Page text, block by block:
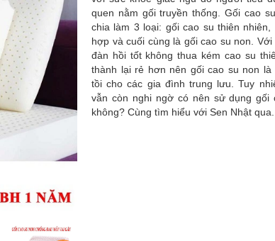
quen nằm gối truyền thống. Gối cao
chia làm 3 loại: gối cao su thiên nhiên,
hợp và cuối cùng là gối cao su non.
đàn hồi tốt không thua kém cao su
thành lại rẻ hơn nên gối cao su non là
tồi cho các gia đình trung lưu. Tuy
vẫn còn nghi ngờ có nên sử dụng gối
không? Cùng tìm hiểu với Sen Nhật qua...